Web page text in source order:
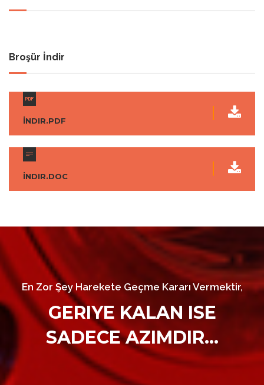
Broşür İndir
İNDIR.PDF
İNDIR.DOC
En Zor Şey Harekete Geçme Kararı Vermektir,
GERIYE KALAN ISE
SADECE AZIMDIR...